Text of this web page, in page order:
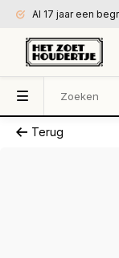
Al 17 jaar een
Terug